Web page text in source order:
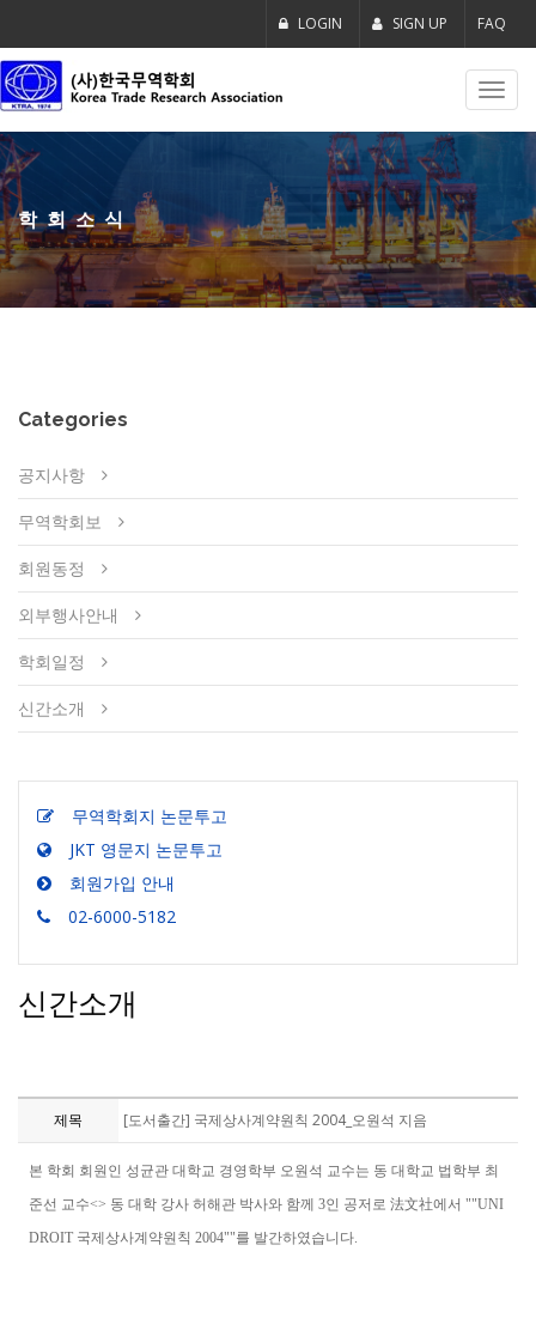
LOGIN SIGN UP FAQ
학회소식
Categories
공지사항
무역학회보
회원동정
외부행사안내
학회일정
신간소개
무역학회지 논문투고
JKT 영문지 논문투고
회원가입 안내
02-6000-5182
신간소개
제목 [도서출간] 국제상사계약원칙 2004_오원석 지음
본 학회 회원인 성균관 대학교 경영학부 오원석 교수는 동 대학교 법학부 최
준선 교수<> 동 대학 강사 허해관 박사와 함께 3인 공저로 法文社에서 ""UNI
DROIT 국제상사계약원칙 2004""를 발간하였습니다.